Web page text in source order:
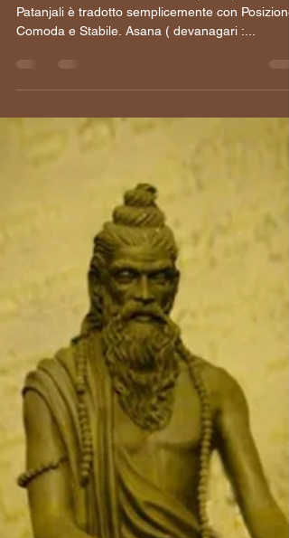
Patanjali e gli 8 componenti
dello Yoga - Asana
LE POSIZIONI YOGA Asana negli “Yoga Sutra” di
Patanjali è tradotto semplicemente con Posizione